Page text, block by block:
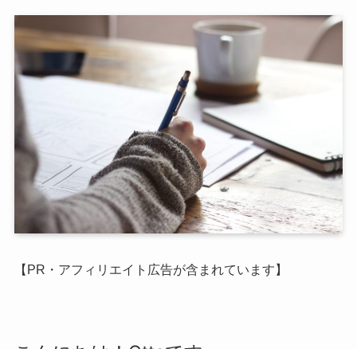
【PR・アフィリエイト広告が含まれています】